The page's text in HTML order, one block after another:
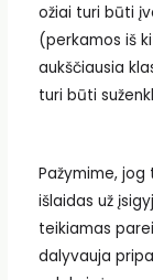
ožiai turi būti
(perkamos iš
aukščiausia
turi būti
Pažymime,
išlaidas už
teikiamas
dalyvauja